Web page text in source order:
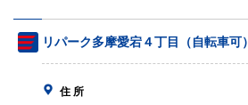
リパーク多摩愛宕４丁目（自転車可）
住 所